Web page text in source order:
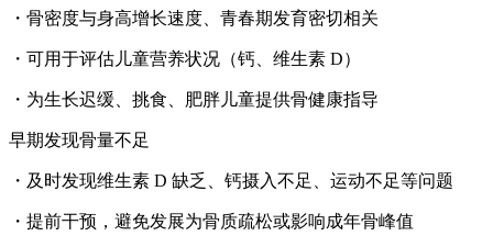
・骨密度与身高增长速度、青春期发育密切相关
・可用于评估儿童营养状况（钙、维生素 D）
・为生长迟缓、挑食、肥胖儿童提供骨健康指导
早期发现骨量不足
・及时发现维生素 D 缺乏、钙摄入不足、运动不足等问题
・提前干预，避免发展为骨质疏松或影响成年骨峰值